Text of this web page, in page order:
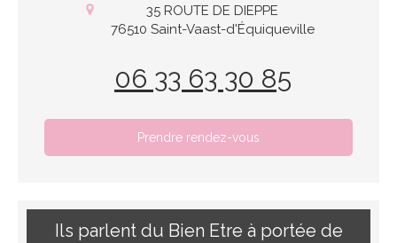
35 ROUTE DE DIEPPE
76510 Saint-Vaast-d'Équiqueville
06 33 63 30 85
Prendre rendez-vous
Ils parlent du Bien Etre à portée de